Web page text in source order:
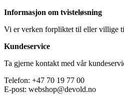
Informasjon om tvisteløsning
Vi er verken forpliktet til eller villige
Kundeservice
Ta gjerne kontakt med vår
Telefon: +47 70 19 77 00
E-post: webshop@devold.no